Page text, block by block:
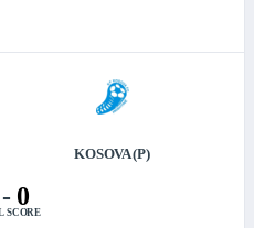
KOSOVA (P)
- 0
SCORE